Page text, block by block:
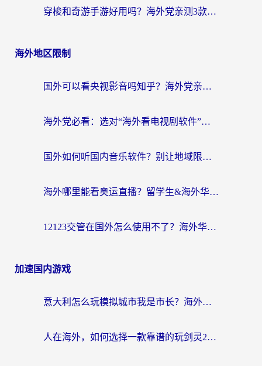
穿梭和奇游手游好用吗？海外党亲测3款回国加速器，附蜜蜂加速器七天试用攻略
海外地区限制
国外可以看央视影音吗知乎？海外党亲测有效的回国加速方案
海外党必看：选对“海外看电视剧软件”，再也不用愁国内剧刷不了
国外如何听国内音乐软件？别让地域限制，断了你的中文歌单
海外哪里能看奥运直播？留学生&海外华人必看的体育赛事观赛终极指南
12123交管在国外怎么使用不了？海外华人必看的无缝访问国内资源指南
加速国内游戏
意大利怎么玩模拟城市我是市长？海外党国服游戏加速终极攻略（附三国3量子特攻解决办法）
人在海外，如何选择一款靠谱的玩剑灵2加速器？